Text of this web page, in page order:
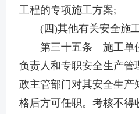
工程的专项施工方案;
(四)其他有关安全施工
第三十五条 施工单位
负责人和专职安全生产管
政主管部门对其安全生产
格后方可任职。考核不得